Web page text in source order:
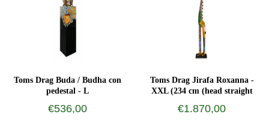
Toms Drag Buda / Budha con
pedestal - L
€536,00
Toms Drag Jirafa Roxanna -
XXL (234 cm (head straight
€1.870,00